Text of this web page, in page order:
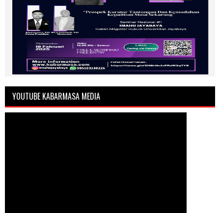
YOUTUBE KABARMASA MEDIA